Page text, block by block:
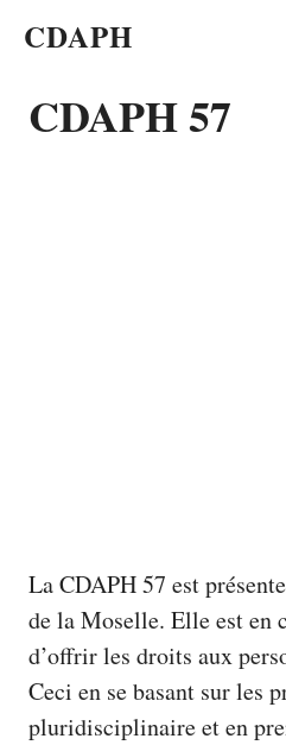
CDAPH
CDAPH 57
La CDAPH 57 est
de la Moselle. Elle est en
d’offrir les droits aux
Ceci en se basant sur les
pluridisciplinaire et en